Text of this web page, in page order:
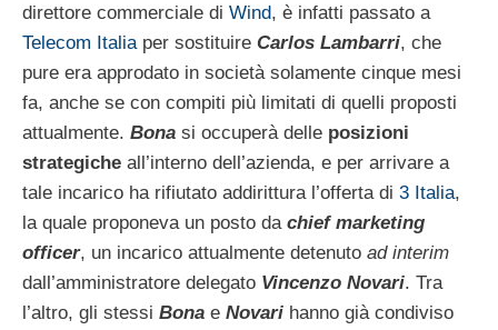
direttore commerciale di Wind, è infatti passato a
Telecom Italiaper sostituire Carlos Lambarri, che
pure era approdato in società solamente cinque mesi
fa, anche se con compiti più limitati di quelli proposti
attualmente. Bona si occuperà delle posizioni
strategiche all’interno dell’azienda, e per arrivare a
tale incarico ha rifiutato addirittura l’offerta di 3 Italia,
la quale proponeva un posto da chief marketing
officer, un incarico attualmente detenuto ad interim
dall’amministratore delegato Vincenzo Novari. Tra
l’altro, gli stessi Bona e Novari hanno già condiviso